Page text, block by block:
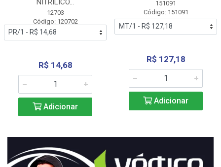
NITRÍLICO...
12703
Código: 120702
R$ 14,68
Adicionar
151091
Código: 151091
R$ 127,18
Adicionar